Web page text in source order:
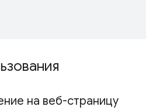
на веб-страницу